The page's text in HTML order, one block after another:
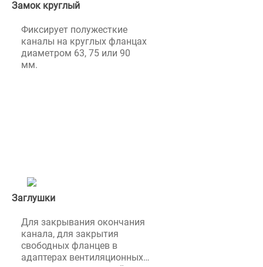
Замок круглый
Фиксирует полужесткие
каналы на круглых фланцах
диаметром 63, 75 или 90
мм.
Заглушки
Для закрывания окончания
канала, для закрытия
свободных фланцев в
адаптерах вентиляционных